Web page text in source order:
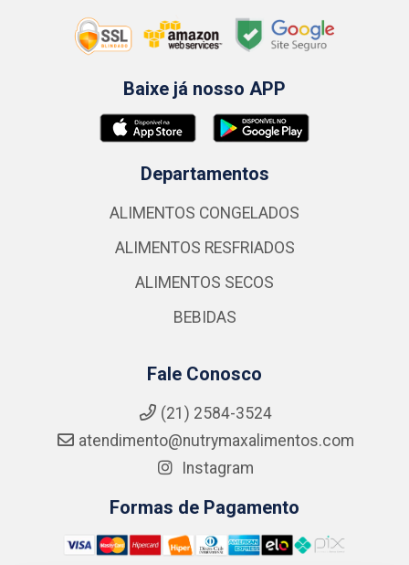
Baixe já nosso APP
Departamentos
ALIMENTOS CONGELADOS
ALIMENTOS RESFRIADOS
ALIMENTOS SECOS
BEBIDAS
Fale Conosco
(21) 2584-3524
atendimento@nutrymaxalimentos.com
Instagram
Formas de Pagamento